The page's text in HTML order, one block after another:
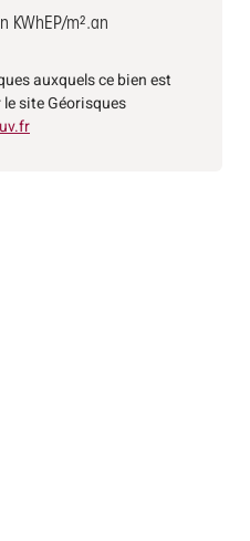
KWhEP/m².an
auxquels ce bien est
site Géorisques